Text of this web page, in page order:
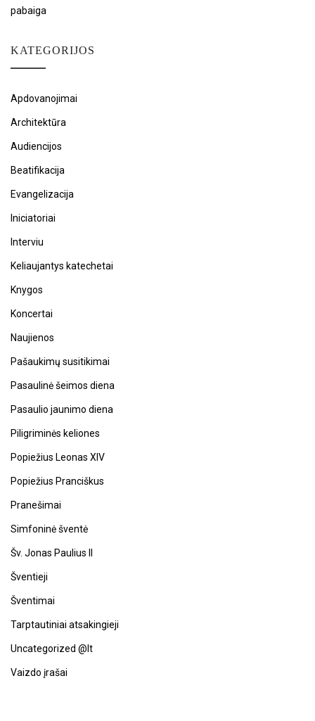
pabaiga
KATEGORIJOS
Apdovanojimai
Architektūra
Audiencijos
Beatifikacija
Evangelizacija
Iniciatoriai
Interviu
Keliaujantys katechetai
Knygos
Koncertai
Naujienos
Pašaukimų susitikimai
Pasaulinė šeimos diena
Pasaulio jaunimo diena
Piligriminės keliones
Popiežius Leonas XIV
Popiežius Pranciškus
Pranešimai
Simfoninė šventė
Šv. Jonas Paulius II
Šventieji
Šventimai
Tarptautiniai atsakingieji
Uncategorized @lt
Vaizdo įrašai